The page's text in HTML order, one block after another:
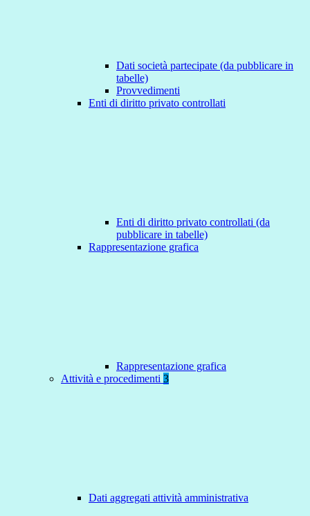
Dati società partecipate (da pubblicare in
tabelle)
Provvedimenti
Enti di diritto privato controllati
Enti di diritto privato controllati (da
pubblicare in tabelle)
Rappresentazione grafica
Rappresentazione grafica
Attività e procedimenti 3
Dati aggregati attività amministrativa